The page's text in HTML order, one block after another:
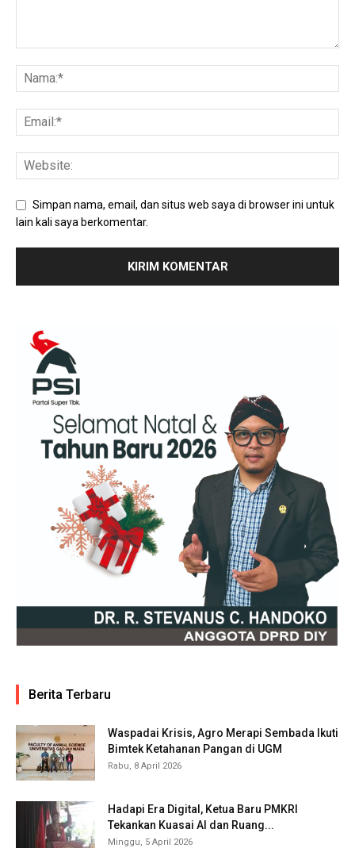
Simpan nama, email, dan situs web saya di browser ini untuk
lain kali saya berkomentar.
Berita Terbaru
Waspadai Krisis, Agro Merapi Sembada Ikuti
Bimtek Ketahanan Pangan di UGM
Rabu, 8 April 2026
Hadapi Era Digital, Ketua Baru PMKRI
Tekankan Kuasai AI dan Ruang...
Minggu, 5 April 2026